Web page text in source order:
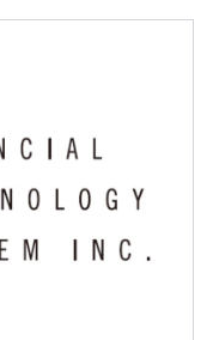
く本社の社員も参加
フォール
定
考慮の上決定いたし